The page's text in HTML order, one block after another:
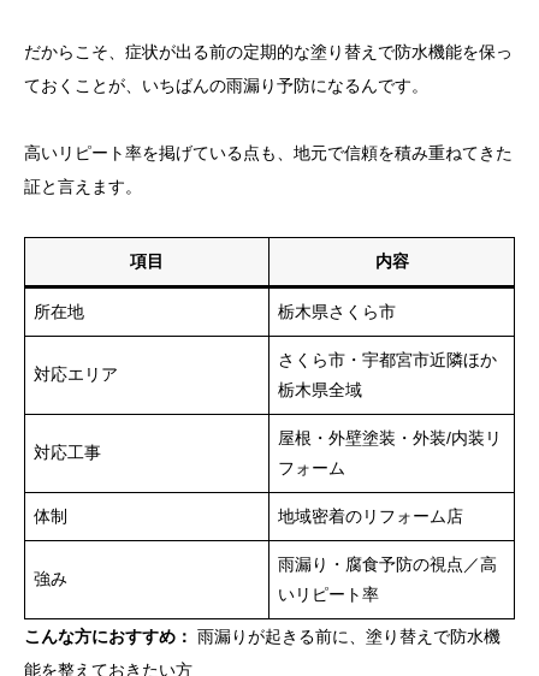
だからこそ、症状が出る前の定期的な塗り替えで防水機能を保っ
ておくことが、いちばんの雨漏り予防になるんです。
高いリピート率を掲げている点も、地元で信頼を積み重ねてきた
証と言えます。
項目 内容
所在地 栃木県さくら市
対応エリア
さくら市・宇都宮市近隣ほか
栃木県全域
対応工事
屋根・外壁塗装・外装/内装リ
フォーム
体制 地域密着のリフォーム店
強み
雨漏り・腐食予防の視点／高
いリピート率
こんな方におすすめ： 雨漏りが起きる前に、塗り替えで防水機
能を整えておきたい方